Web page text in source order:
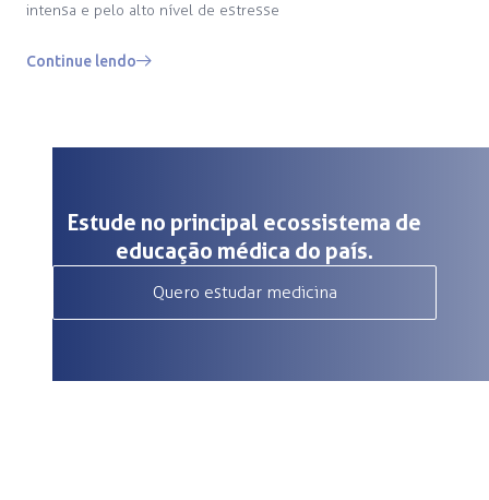
intensa e pelo alto nível de estresse
Continue lendo
Estude no principal ecossistema de
educação médica do país.
Quero estudar medicina